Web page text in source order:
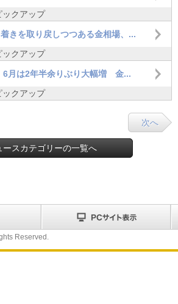
ックアップ
きを取り戻しつつある金相場、...
ックアップ
6月は2年半余りぶり大幅増 金...
ックアップ
次へ
ースカテゴリーの一覧へ
Reserved.